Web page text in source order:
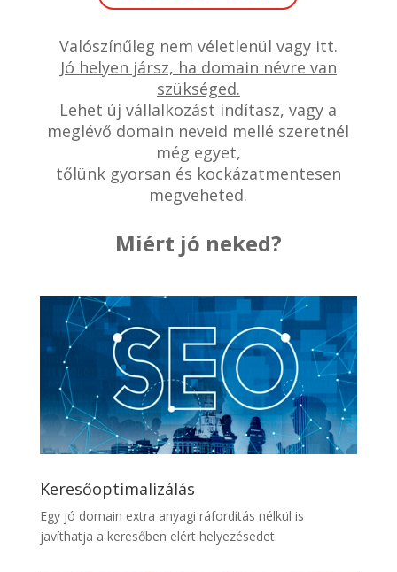
Valószínűleg nem véletlenül vagy itt.
Jó helyen jársz, ha domain névre van
szükséged.
Lehet új vállalkozást indítasz, vagy a
meglévő domain neveid mellé szeretnél
még egyet,
tőlünk gyorsan és kockázatmentesen
megveheted.
Miért jó neked?
Keresőoptimalizálás
Egy jó domain extra anyagi ráfordítás nélkül is
javíthatja a keresőben elért helyezésedet.